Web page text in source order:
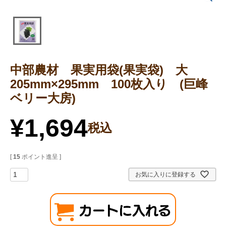
中部農材 果実用袋(果実袋) 大
205mm×295mm 100枚入り (巨峰
ベリー大房)
¥1,694税込
[ 15 ポイント進呈 ]
お気に入りに登録する